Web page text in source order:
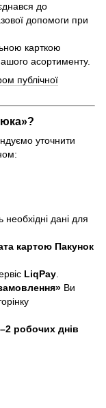
до
допомоги при
карткою
асортименту.
публічної
уточнити
необхідні дані для
картою Пакунок
LiqPay.
Ви
робочих днів